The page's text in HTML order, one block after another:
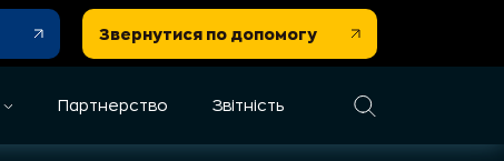
Звернутися по допомогу
Партнерство Звітність